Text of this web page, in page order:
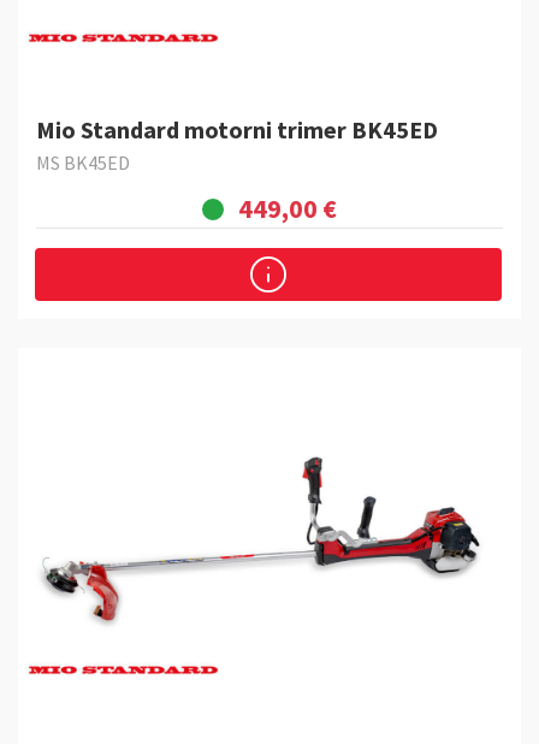
Mio Standard motorni trimer BK45ED
MS BK45ED
449,00 €